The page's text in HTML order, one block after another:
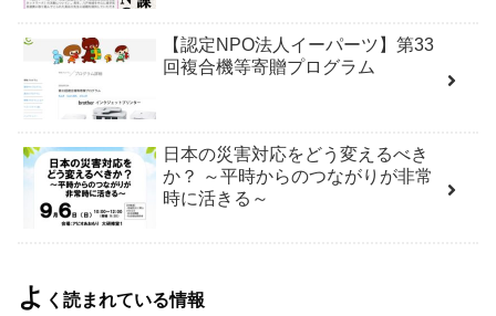
【認定NPO法人イーパーツ】第33
回複合機等寄贈プログラム
日本の災害対応をどう変えるべき
か？ ～平時からのつながりが非常
時に活きる～
よ く読まれている情報